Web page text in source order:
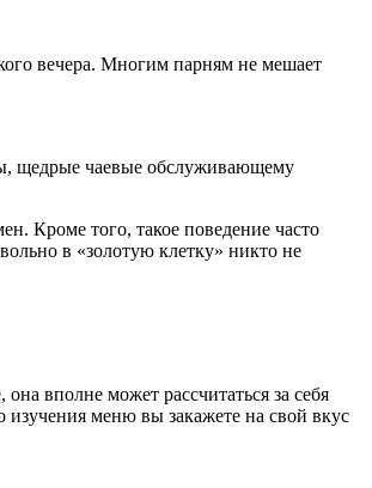
вечера. Многим парням не мешает
щедрые чаевые обслуживающему
Кроме того, такое поведение часто
в «золотую клетку» никто не
вполне может рассчитаться за себя
изучения меню вы закажете на свой вкус